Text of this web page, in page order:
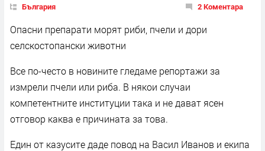
България 2 Коментара
Опасни препарати морят риби, пчели и дори
селскостопански животни
Все по-често в новините гледаме репортажи за
измрели пчели или риба. В някои случаи
компетентните институции така и не дават ясен
отговор каква е причината за това.
Един от казусите даде повод на Васил Иванов и екипа